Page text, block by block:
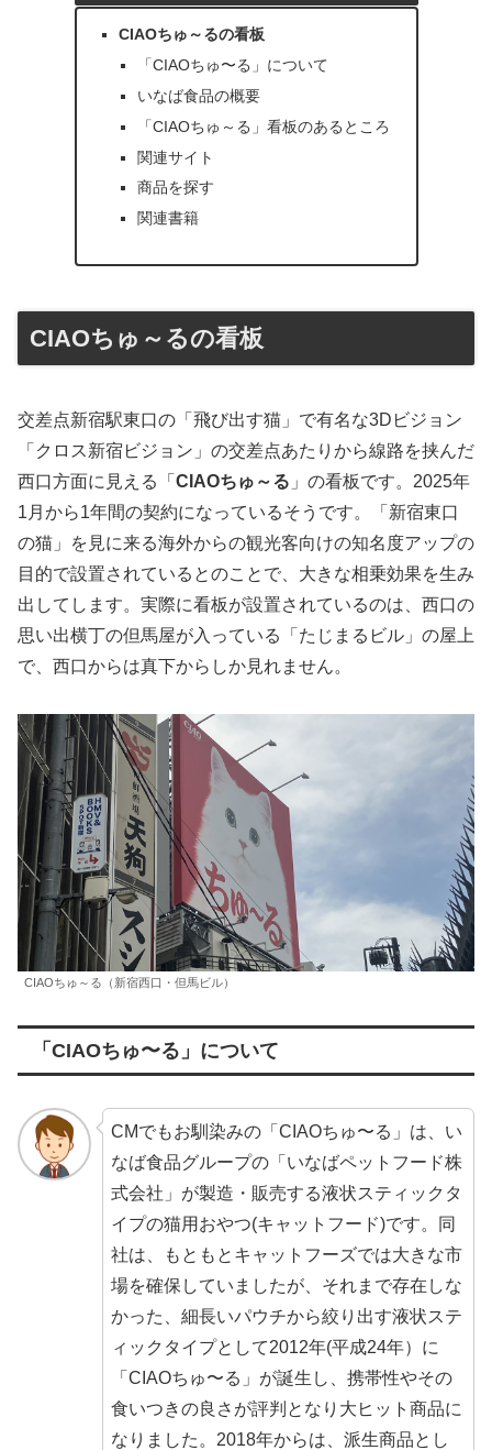
CIAOちゅ～るの看板
「CIAOちゅ〜る」について
いなば食品の概要
「CIAOちゅ～る」看板のあるところ
関連サイト
商品を探す
関連書籍
CIAOちゅ～るの看板
交差点新宿駅東口の「飛び出す猫」で有名な3Dビジョン
「クロス新宿ビジョン」の交差点あたりから線路を挟んだ
西口方面に見える「 CIAOちゅ～る 」の看板です。2025年
1月から1年間の契約になっているそうです。「新宿東口
の猫」を見に来る海外からの観光客向けの知名度アップの
目的で設置されているとのことで、大きな相乗効果を生み
出してします。実際に看板が設置されているのは、西口の
思い出横丁の但馬屋が入っている「たじまるビル」の屋上
で、西口からは真下からしか見れません。
CIAOちゅ～る（新宿西口・但馬ビル）
「CIAOちゅ〜る」について
CMでもお馴染みの「CIAOちゅ〜る」は、い
なば食品グループの「いなばペットフード株
式会社」が製造・販売する液状スティックタ
イプの猫用おやつ(キャットフード)です。同
社は、もともとキャットフーズでは大きな市
場を確保していましたが、それまで存在しな
かった、細長いパウチから絞り出す液状ステ
ィックタイプとして2012年(平成24年）に
「CIAOちゅ〜る」が誕生し、携帯性やその
食いつきの良さが評判となり大ヒット商品に
なりました。2018年からは、派生商品とし